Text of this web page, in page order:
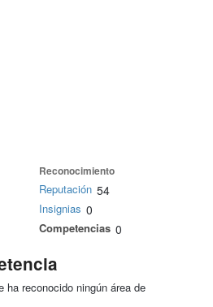
Reconocimiento
Reputación 54
Insignias 0
Competencias 0
reconocido ningún área de